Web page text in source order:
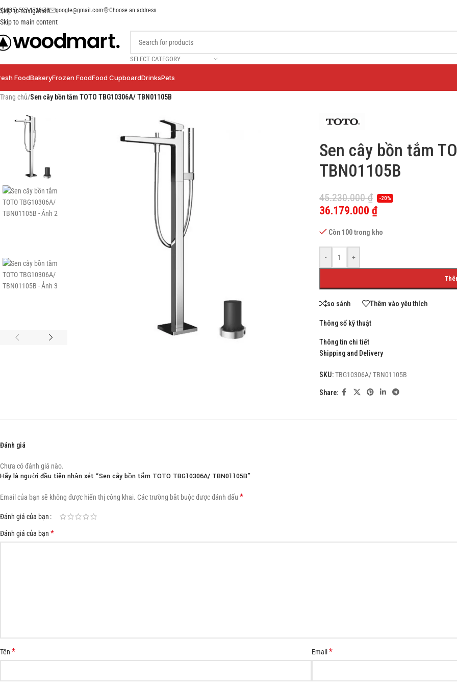
Skip to navigation
Skip to main content
(+035) 527-1710-70 google@gmail.com Choose an address
SELECT CATEGORY
FoodBakeryFrozen FoodFood CupboardDrinksPets
Filters area
HOT
No page heading
Category description
Trang chủ/Sen cây bồn tắm TOTO TBG10306A/ TBN01105B
Sen cây bồn tắm
TBN01105B
45.230.000₫ -20%
36.179.000 ₫
Còn 100 trong kho
- +
so sánh Thêm vào yêu thích
Thông số kỹ thuật
Thông tin chi tiết
Shipping and Delivery
SKU:TBG10306A/ TBN01105B
Share:
Đánh giá
Chưa có đánh giá nào.
Hãy là người đầu tiên nhận xét “Sen cây bồn tắm TOTO TBG10306A/ TBN01105B”
Email của bạn sẽ không được hiển thị công khai. Các trường bắt buộc được đánh dấu *
Đánh giá của bạn
Đánh giá của bạn *
Tên * Email *